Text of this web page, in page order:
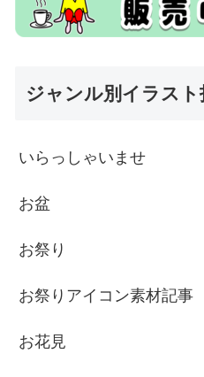
ジャンル別イラスト
いらっしゃいませ
お盆
お祭り
お祭りアイコン素材記事
お花見